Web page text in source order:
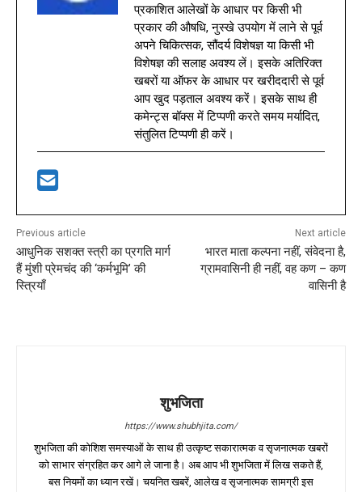
प्रकाशित आलेखों के आधार पर किसी भी
प्रकार की औषधि, नुस्खे उपयोग में लाने से पूर्व
अपने चिकित्सक, सौंदर्य विशेषज्ञ या किसी भी
विशेषज्ञ की सलाह अवश्य लें। इसके अतिरिक्त
खबरों या ऑफर के आधार पर खरीददारी से पूर्व
आप खुद पड़ताल अवश्य करें। इसके साथ ही
कमेन्ट्स बॉक्स में टिप्पणी करते समय मर्यादित,
संतुलित टिप्पणी ही करें।
Previous article
आधुनिक सशक्त स्त्री का प्रगति मार्ग
हैं मुंशी प्रेमचंद की ‘कर्मभूमि’ की
स्त्रियाँ
Next article
भारत माता कल्पना नहीं, संवेदना है,
ग्रामवासिनी ही नहीं, वह कण – कण
वासिनी है
शुभजिता
https://www.shubhjita.com/
शुभजिता की कोशिश समस्याओं के साथ ही उत्कृष्ट सकारात्मक व सृजनात्मक खबरों
को साभार संग्रहित कर आगे ले जाना है। अब आप भी शुभजिता में लिख सकते हैं,
बस नियमों का ध्यान रखें। चयनित खबरें, आलेख व सृजनात्मक सामग्री इस